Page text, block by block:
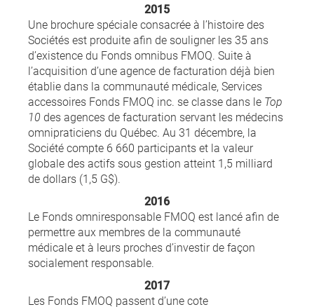
2015
Une brochure spéciale consacrée à l’histoire des
Sociétés est produite afin de souligner les 35 ans
d’existence du Fonds omnibus FMOQ. Suite à
l’acquisition d’une agence de facturation déjà bien
établie dans la communauté médicale, Services
accessoires Fonds FMOQ inc. se classe dans le Top
10 des agences de facturation servant les médecins
omnipraticiens du Québec. Au 31 décembre, la
Société compte 6 660 participants et la valeur
globale des actifs sous gestion atteint 1,5 milliard
de dollars (1,5 G$).
2016
Le Fonds omniresponsable FMOQ est lancé afin de
permettre aux membres de la communauté
médicale et à leurs proches d’investir de façon
socialement responsable.
2017
Les Fonds FMOQ passent d’une cote